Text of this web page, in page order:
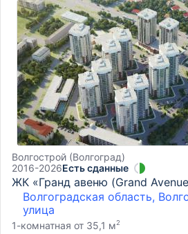
Волгострой (Волгоград)
2016-2026Есть сданные
ЖК «Гранд авеню (Grand
Волгоградская область,
улица
1-комнатная от 35,1 м2